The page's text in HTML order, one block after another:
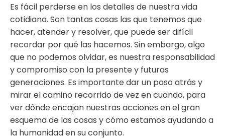
Es fácil perderse en los detalles de nuestra vida
cotidiana. Son tantas cosas las que tenemos que
hacer, atender y resolver, que puede ser difícil
recordar por qué las hacemos. Sin embargo, algo
que no podemos olvidar, es nuestra responsabilidad
y compromiso con la presente y futuras
generaciones. Es importante dar un paso atrás y
mirar el camino recorrido de vez en cuando, para
ver dónde encajan nuestras acciones en el gran
esquema de las cosas y cómo estamos ayudando a
la humanidad en su conjunto.